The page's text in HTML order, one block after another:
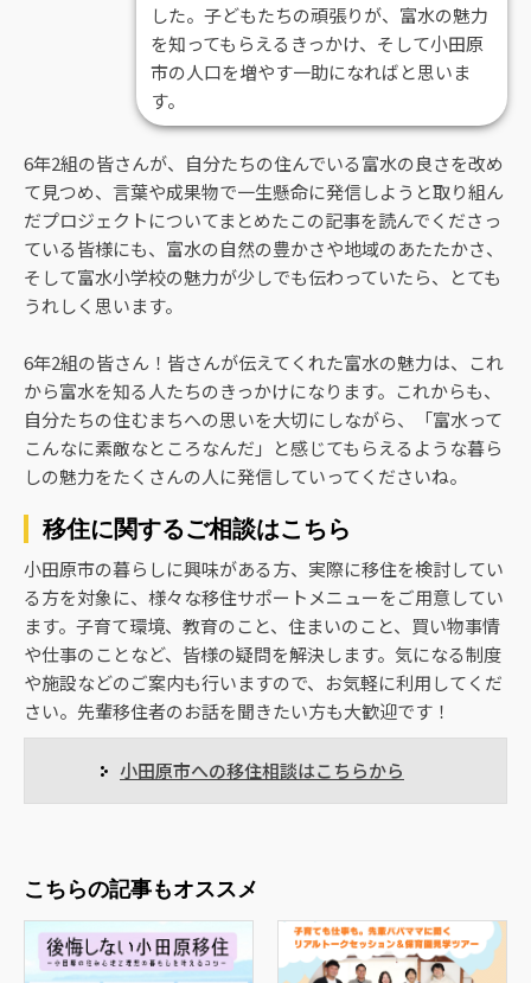
した。子どもたちの頑張りが、富水の魅力
を知ってもらえるきっかけ、そして小田原
市の人口を増やす一助になればと思いま
す。
6年2組の皆さんが、自分たちの住んでいる富水の良さを改め
て見つめ、言葉や成果物で一生懸命に発信しようと取り組ん
だプロジェクトについてまとめたこの記事を読んでくださっ
ている皆様にも、富水の自然の豊かさや地域のあたたかさ、
そして富水小学校の魅力が少しでも伝わっていたら、とても
うれしく思います。
6年2組の皆さん！皆さんが伝えてくれた富水の魅力は、これ
から富水を知る人たちのきっかけになります。これからも、
自分たちの住むまちへの思いを大切にしながら、「富水って
こんなに素敵なところなんだ」と感じてもらえるような暮ら
しの魅力をたくさんの人に発信していってくださいね。
移住に関するご相談はこちら
小田原市の暮らしに興味がある方、実際に移住を検討してい
る方を対象に、様々な移住サポートメニューをご用意してい
ます。子育て環境、教育のこと、住まいのこと、買い物事情
や仕事のことなど、皆様の疑問を解決します。気になる制度
や施設などのご案内も行いますので、お気軽に利用してくだ
さい。先輩移住者のお話を聞きたい方も大歓迎です！
小田原市への移住相談はこちらから
こちらの記事もオススメ